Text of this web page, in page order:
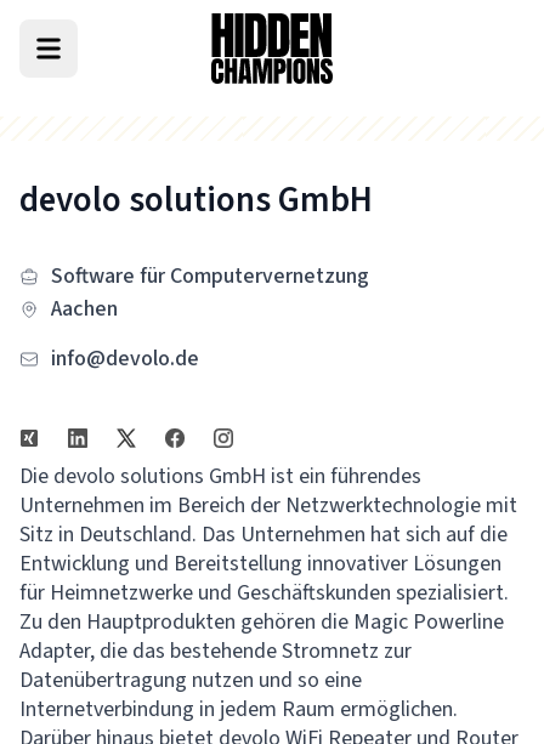
devolo solutions GmbH
Software für Computervernetzung
Aachen
info@devolo.de
Die devolo solutions GmbH ist ein führendes
Unternehmen im Bereich der Netzwerktechnologie mit
Sitz in Deutschland. Das Unternehmen hat sich auf die
Entwicklung und Bereitstellung innovativer Lösungen
für Heimnetzwerke und Geschäftskunden spezialisiert.
Zu den Hauptprodukten gehören die Magic Powerline
Adapter, die das bestehende Stromnetz zur
Datenübertragung nutzen und so eine
Internetverbindung in jedem Raum ermöglichen.